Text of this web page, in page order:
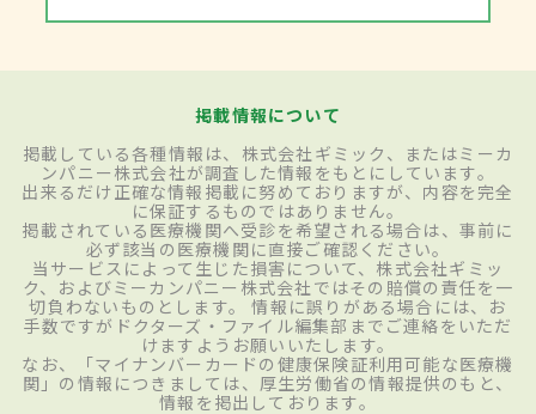
掲載情報について
掲載している各種情報は、株式会社ギミック、またはミーカ
ンパニー株式会社が調査した情報をもとにしています。
出来るだけ正確な情報掲載に努めておりますが、内容を完全
に保証するものではありません。
掲載されている医療機関へ受診を希望される場合は、事前に
必ず該当の医療機関に直接ご確認ください。
当サービスによって生じた損害について、株式会社ギミッ
ク、およびミーカンパニー株式会社ではその賠償の責任を一
切負わないものとします。 情報に誤りがある場合には、お
手数ですがドクターズ・ファイル編集部までご連絡をいただ
けますようお願いいたします。
なお、「マイナンバーカードの健康保険証利用可能な医療機
関」の情報につきましては、厚生労働省の情報提供のもと、
情報を掲出しております。